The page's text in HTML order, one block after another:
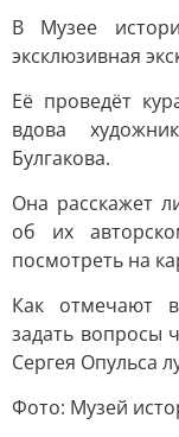
В Музее
эксклюзивная
Её проведёт
вдова
Булгакова.
Она расскажет
об их
посмотреть на
Как отмечают
задать вопросы
Сергея Опульса
Фото: Музей